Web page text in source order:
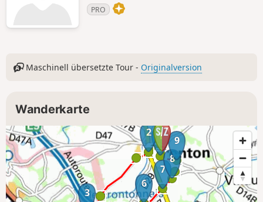
PRO
Maschinell übersetzte Tour - Originalversion
Wanderkarte
1
2
3
6
7
8
9